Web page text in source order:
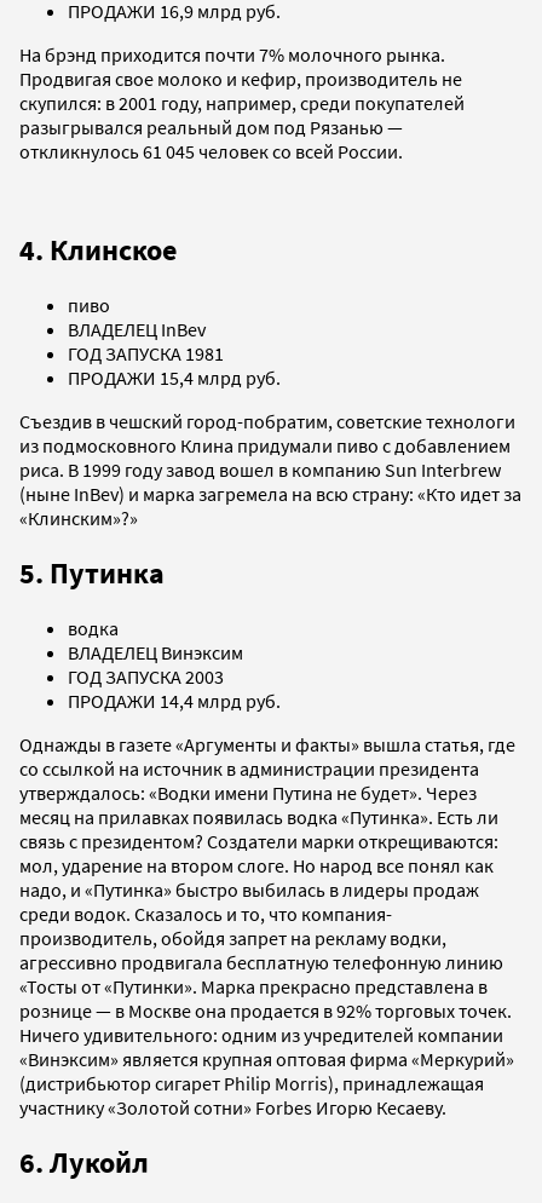
ПРОДАЖИ 16,9 млрд руб.
На брэнд приходится почти 7% молочного рынка.
Продвигая свое молоко и кефир, производитель не
скупился: в 2001 году, например, среди покупателей
разыгрывался реальный дом под Рязанью —
откликнулось 61 045 человек со всей России.
4. Клинское
пиво
ВЛАДЕЛЕЦ InBev
ГОД ЗАПУСКА 1981
ПРОДАЖИ 15,4 млрд руб.
Съездив в чешский город-побратим, советские технологи
из подмосковного Клина придумали пиво с добавлением
риса. В 1999 году завод вошел в компанию Sun Interbrew
(ныне InBev) и марка загремела на всю страну: «Кто идет за
«Клинским»?»
5. Путинка
водка
ВЛАДЕЛЕЦ Винэксим
ГОД ЗАПУСКА 2003
ПРОДАЖИ 14,4 млрд руб.
Однажды в газете «Аргументы и факты» вышла статья, где
со ссылкой на источник в администрации президента
утверждалось: «Водки имени Путина не будет». Через
месяц на прилавках появилась водка «Путинка». Есть ли
связь с президентом? Создатели марки открещиваются:
мол, ударение на втором слоге. Но народ все понял как
надо, и «Путинка» быстро выбилась в лидеры продаж
среди водок. Сказалось и то, что компания-
производитель, обойдя запрет на рекламу водки,
агрессивно продвигала бесплатную телефонную линию
«Тосты от «Путинки». Марка прекрасно представлена в
рознице — в Москве она продается в 92% торговых точек.
Ничего удивительного: одним из учредителей компании
«Винэксим» является крупная оптовая фирма «Меркурий»
(дистрибьютор сигарет Philip Morris), принадлежащая
участнику «Золотой сотни» Forbes Игорю Кесаеву.
6. Лукойл